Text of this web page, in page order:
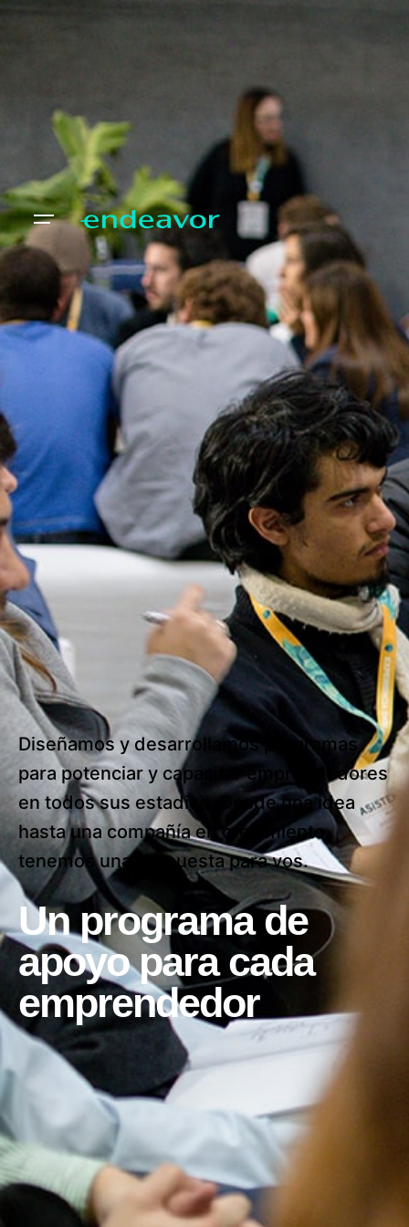
Diseñamos y desarrollamos programas
para potenciar y capacitar emprendedores
en todos sus estadios. Desde una idea
hasta una compañía en crecimiento,
tenemos una propuesta para vos.
Un programa de
apoyo para cada
emprendedor